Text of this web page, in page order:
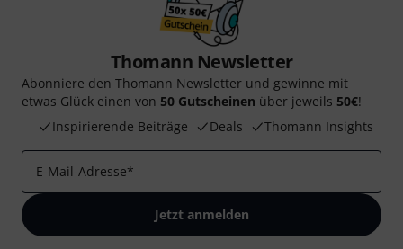
Thomann Newsletter
Abonniere den Thomann Newsletter und gewinne mit
etwas Glück einen von 50 Gutscheinen über jeweils 50€!
Inspirierende Beiträge
Deals Thomann Insights
E-Mail-Adresse*
Jetzt anmelden